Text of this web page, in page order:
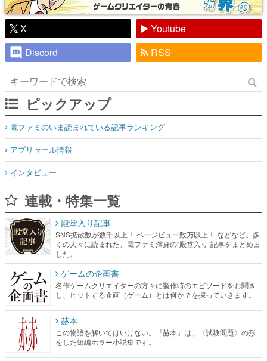
X
Youtube
Discord
RSS
ピックアップ
電ファミのいま読まれている記事ランキング
アプリセール情報
インタビュー
連載・特集一覧
殿堂入り記事
SNS拡散数が数千以上！ ページビュー数万以上！ などなど。多
くの人々に読まれた、電ファミ渾身の“殿堂入り”記事をまとめま
した。
ゲームの企画書
名作ゲームクリエイターの方々に製作時のエピソードをお聞き
し、ヒットする企画（ゲーム）とは何か？を探っていきます。
赫本
この物語を解いてはいけない。『赫本』は、〈試験問題〉の形
をした短編ホラー小説集です。